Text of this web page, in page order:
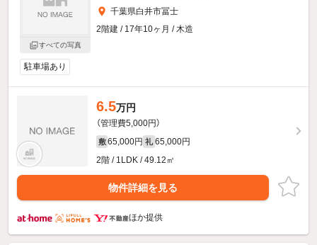
すべての写真
千葉県白井市冨士
2階建 / 17年10ヶ月 / 木造
駐車場あり
6.5万円
（管理費5,000円）
敷 65,000円 礼 65,000円
2階 / 1LDK / 49.12㎡
物件詳細を見る
ほか提供